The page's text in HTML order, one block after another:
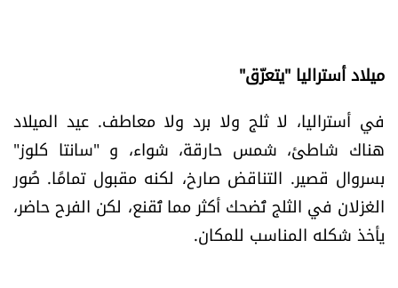
ميلاد أستراليا "يتعرّق"
في أستراليا، لا ثلج ولا برد ولا معاطف. عيد الميلاد
هناك شاطئ، شمس حارقة، شواء، و "سانتا كلوز"
بسروال قصير. التناقض صارخ، لكنه مقبول تمامًا. صُور
الغزلان في الثلج تُضحك أكثر مما تُقنع، لكن الفرح حاضر،
يأخذ شكله المناسب للمكان.